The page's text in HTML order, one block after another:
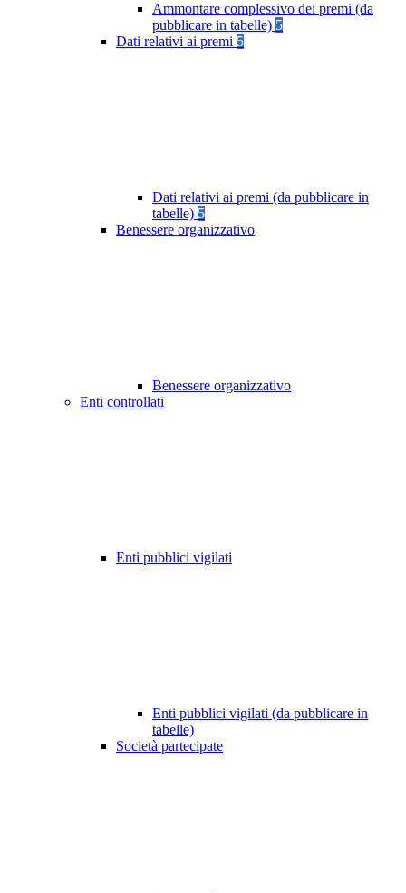
Ammontare complessivo dei premi (da
pubblicare in tabelle) 5
Dati relativi ai premi 5
Dati relativi ai premi (da pubblicare in
tabelle) 5
Benessere organizzativo
Benessere organizzativo
Enti controllati
Enti pubblici vigilati
Enti pubblici vigilati (da pubblicare in
tabelle)
Società partecipate